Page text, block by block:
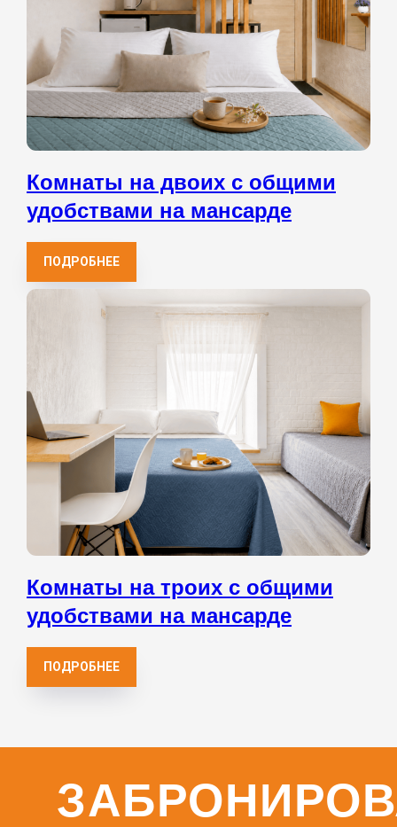
Комнаты на двоих с общими
удобствами на мансарде
ПОДРОБНЕЕ
Комнаты на троих с общими
удобствами на мансарде
ПОДРОБНЕЕ